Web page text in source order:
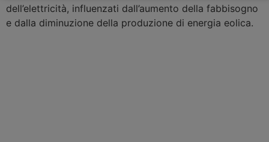
dell’elettricità, influenzati dall’aumento della fabbisogno
e dalla diminuzione della produzione di energia eolica.